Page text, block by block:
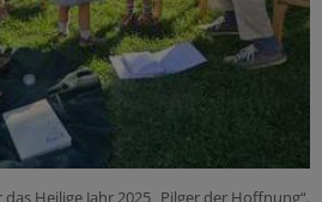
Heilige Jahr 2025 „Pilger der Hoffnung“.